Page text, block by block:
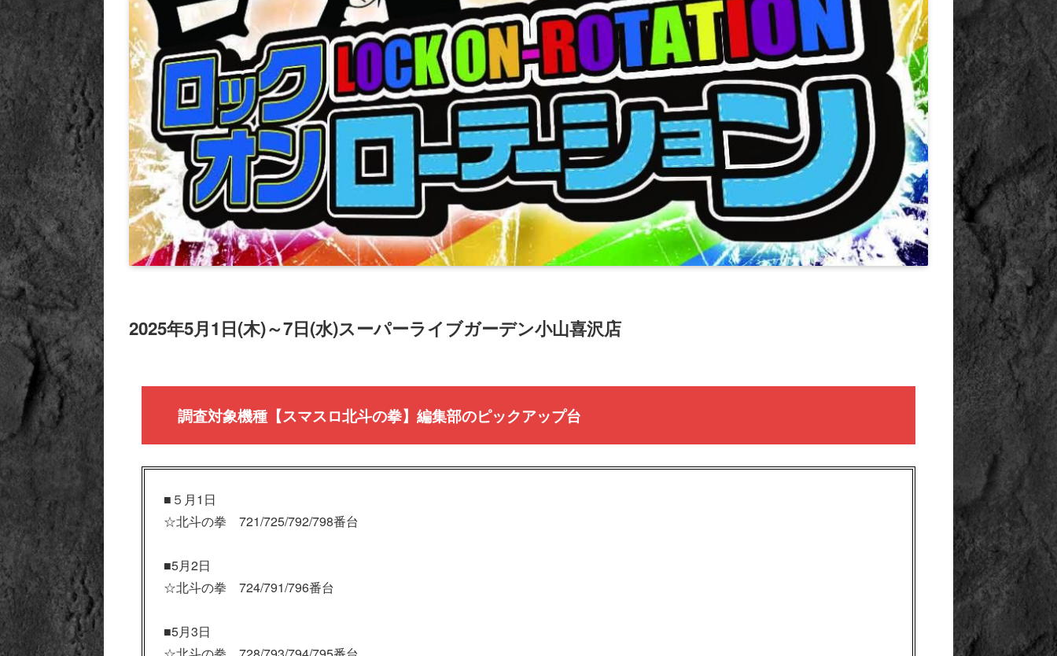
2025年5月1日(木)～7日(水)スーパーライブガーデン小山喜沢店
調査対象機種【スマスロ北斗の拳】編集部のピックアップ台
■５月1日
☆北斗の拳 721/725/792/798番台
■5月2日
☆北斗の拳 724/791/796番台
■5月3日